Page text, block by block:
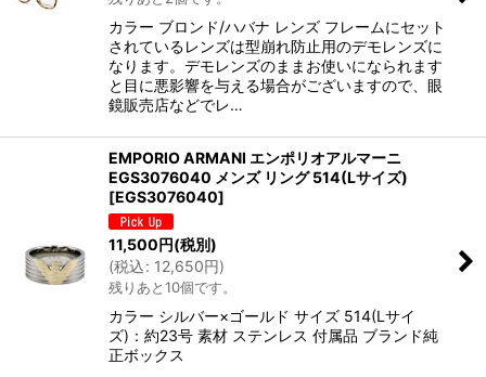
カラー ブロンド/ハバナ レンズ フレームにセット
されているレンズは型崩れ防止用のデモレンズに
なります。デモレンズのままお使いになられます
と目に悪影響を与える場合がございますので、眼
鏡販売店などでレ…
EMPORIO ARMANI エンポリオアルマーニ
EGS3076040 メンズ リング 514(Lサイズ)
[EGS3076040]
11,500円(税別)
(税込: 12,650円)
残りあと10個です。
カラー シルバー×ゴールド サイズ 514(Lサイ
ズ)：約23号 素材 ステンレス 付属品 ブランド純
正ボックス